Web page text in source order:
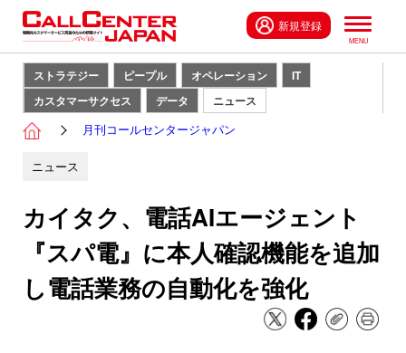
新規登録
ストラテジー ピープル オペレーション
IT
カスタマーサクセス
データ ニュース
月刊コールセンタージャパン
ニュース
カイタク、電話AIエージェント
『スパ電』に本人確認機能を追加
し電話業務の自動化を強化